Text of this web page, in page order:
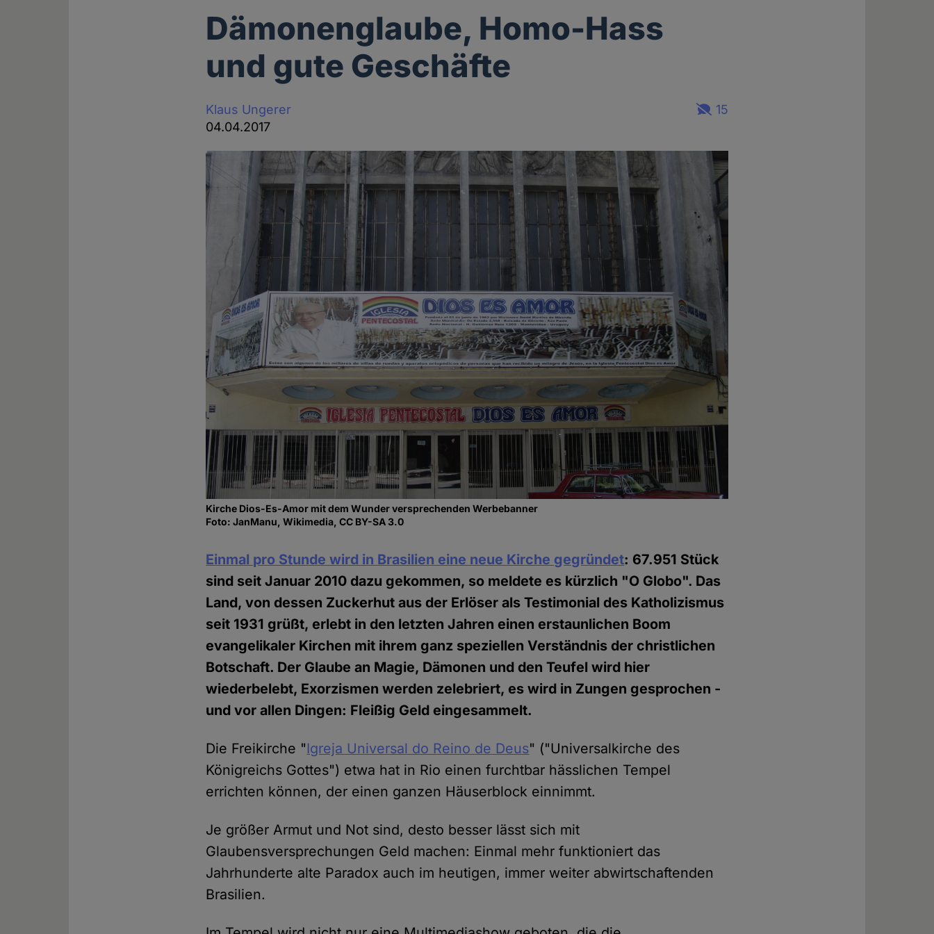
Dämonenglaube, Homo-Hass
und gute Geschäfte
Klaus Ungerer
04.04.2017
15
Kirche Dios-Es-Amor mit dem Wunder versprechenden Werbebanner
Foto: JanManu, Wikimedia, CC BY-SA 3.0
Einmal pro Stunde wird in Brasilien eine neue Kirche gegründet: 67.951 Stück
sind seit Januar 2010 dazu gekommen, so meldete es kürzlich "O Globo". Das
Land, von dessen Zuckerhut aus der Erlöser als Testimonial des Katholizismus
seit 1931 grüßt, erlebt in den letzten Jahren einen erstaunlichen Boom
evangelikaler Kirchen mit ihrem ganz speziellen Verständnis der christlichen
Botschaft. Der Glaube an Magie, Dämonen und den Teufel wird hier
wiederbelebt, Exorzismen werden zelebriert, es wird in Zungen gesprochen -
und vor allen Dingen: Fleißig Geld eingesammelt.
Die Freikirche "Igreja Universal do Reino de Deus" ("Universalkirche des
Königreichs Gottes") etwa hat in Rio einen furchtbar hässlichen Tempel
errichten können, der einen ganzen Häuserblock einnimmt.
Je größer Armut und Not sind, desto besser lässt sich mit
Glaubensversprechungen Geld machen: Einmal mehr funktioniert das
Jahrhunderte alte Paradox auch im heutigen, immer weiter abwirtschaftenden
Brasilien.